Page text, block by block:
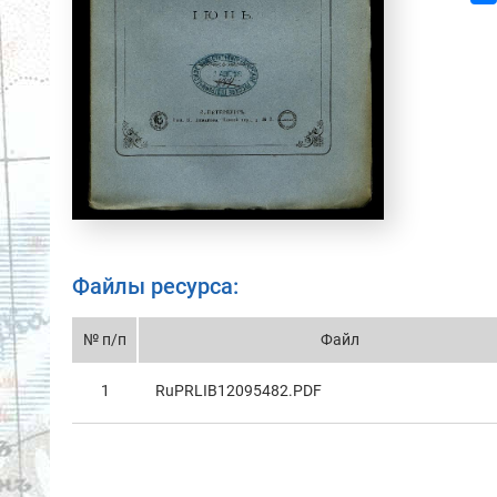
Файлы ресурса:
№ п/п Файл
1 RuPRLIB12095482.PDF